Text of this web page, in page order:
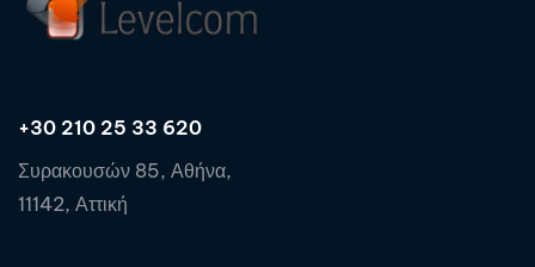
+30 210 25 33 620
Συρακουσών 85, Αθήνα,
11142, Αττική